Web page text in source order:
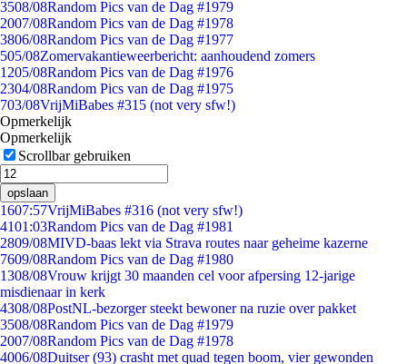
3508/08Random Pics van de Dag #1979
2007/08Random Pics van de Dag #1978
3806/08Random Pics van de Dag #1977
505/08Zomervakantieweerbericht: aanhoudend zomers
1205/08Random Pics van de Dag #1976
2304/08Random Pics van de Dag #1975
703/08VrijMiBabes #315 (not very sfw!)
Opmerkelijk
Opmerkelijk
Scrollbar gebruiken
opslaan
1607:57VrijMiBabes #316 (not very sfw!)
4101:03Random Pics van de Dag #1981
2809/08MIVD-baas lekt via Strava routes naar geheime kazerne
7609/08Random Pics van de Dag #1980
1308/08Vrouw krijgt 30 maanden cel voor afpersing 12-jarige
misdienaar in kerk
4308/08PostNL-bezorger steekt bewoner na ruzie over pakket
3508/08Random Pics van de Dag #1979
2007/08Random Pics van de Dag #1978
4006/08Duitser (93) crasht met quad tegen boom, vier gewonden